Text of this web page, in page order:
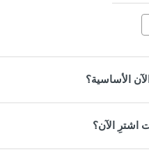
الأساسية؟
اشترِ الآن؟